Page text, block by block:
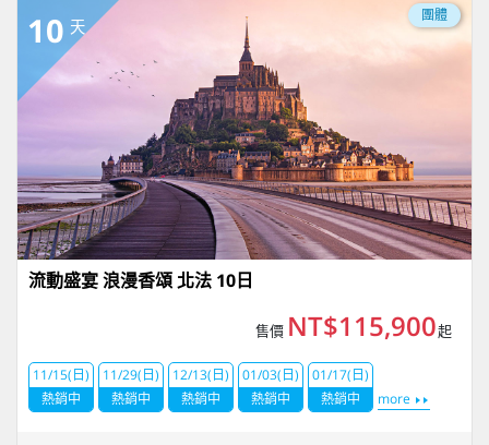
10 天
團體
流動盛宴 浪漫香頌 北法 10日
售價 NT$115,900起
11/15(日)
熱銷中
11/29(日)
熱銷中
12/13(日)
熱銷中
01/03(日)
熱銷中
01/17(日)
熱銷中
more